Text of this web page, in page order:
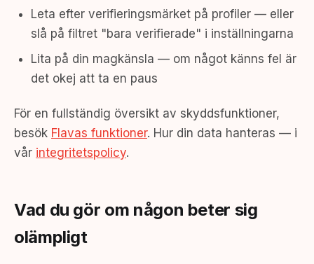
Leta efter verifieringsmärket på profiler — eller
slå på filtret "bara verifierade" i inställningarna
Lita på din magkänsla — om något känns fel är
det okej att ta en paus
För en fullständig översikt av skyddsfunktioner,
besök Flavas funktioner. Hur din data hanteras — i
vår integritetspolicy.
Vad du gör om någon beter sig
olämpligt